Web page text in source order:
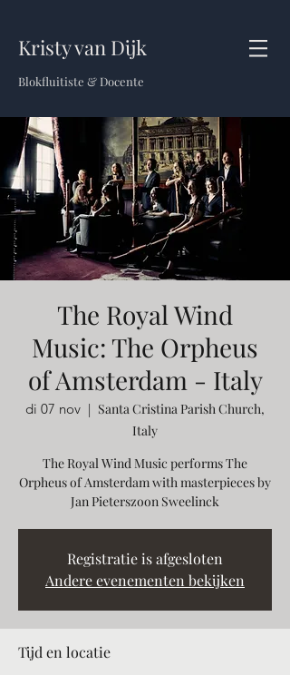
Kristy van Dijk
Blokfluitiste & Docente
The Royal Wind
Music: The Orpheus
of Amsterdam - Italy
di 07 nov
  |
Santa Cristina Parish Church,
Italy
The Royal Wind Music performs The
Orpheus of Amsterdam with masterpieces by
Jan Pieterszoon Sweelinck
Registratie is afgesloten
Andere evenementen bekijken
Tijd en locatie